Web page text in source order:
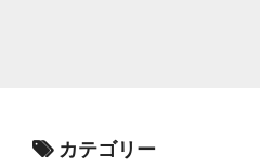
カテゴリー